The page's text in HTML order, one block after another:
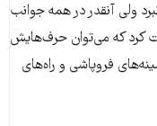
ولی آنقدر در همه جوانب
کرد که می‌توان حرف‌هایش
فروپاشی و راه‌های